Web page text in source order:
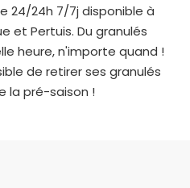
24/24h 7/7j disponible à
et Pertuis. Du granulés
heure, n'importe quand !
de retirer ses granulés
la pré-saison !